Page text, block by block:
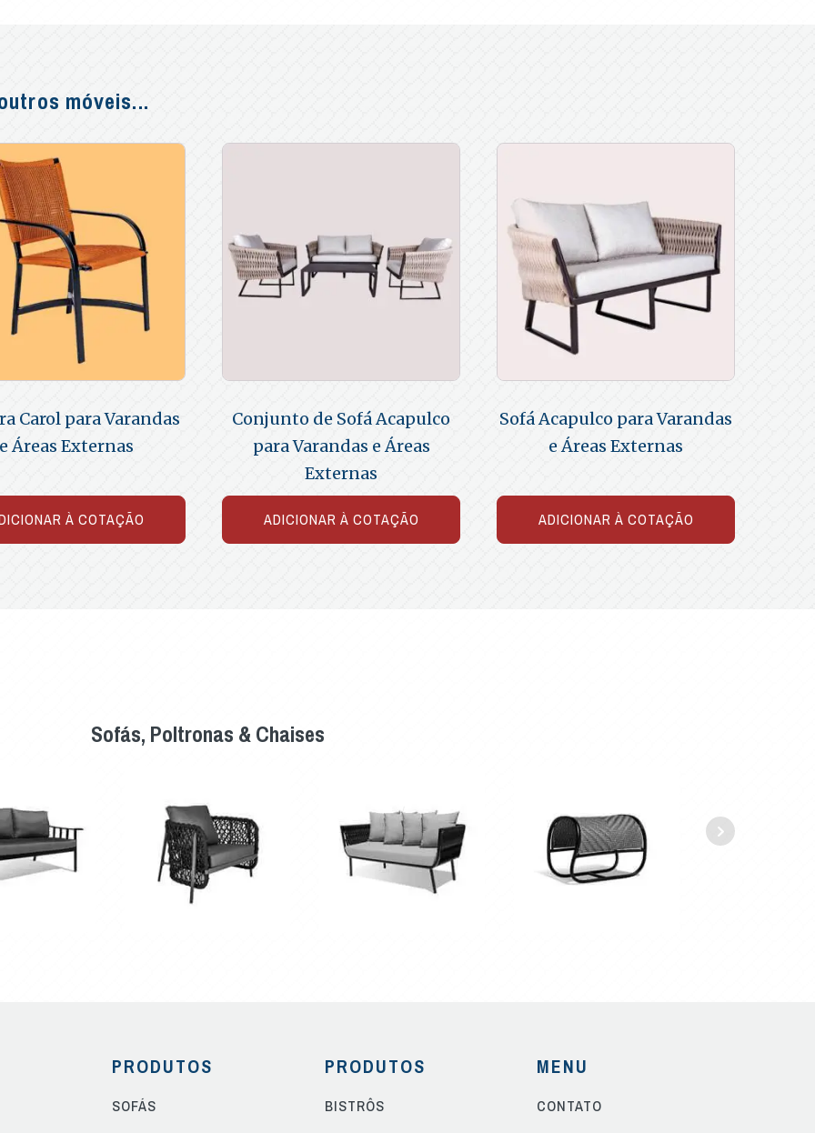
móveis...
Carol para Varandas
e Áreas Externas
À COTAÇÃO
Conjunto de Sofá Acapulco
para Varandas e Áreas
Externas
ADICIONAR À COTAÇÃO
Sofá Acapulco para Varandas
e Áreas Externas
ADICIONAR À COTAÇÃO
Sofás, Poltronas & Chaises
PRODUTOS
SOFÁS
PRODUTOS
BISTRÔS
MENU
CONTATO